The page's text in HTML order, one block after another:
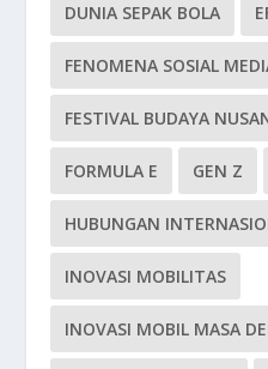
DUNIA SEPAK BOLA
FENOMENA SOSIAL
FESTIVAL BUDAYA
FORMULA E GEN Z
HUBUNGAN
INOVASI MOBILITAS
INOVASI MOBIL MASA